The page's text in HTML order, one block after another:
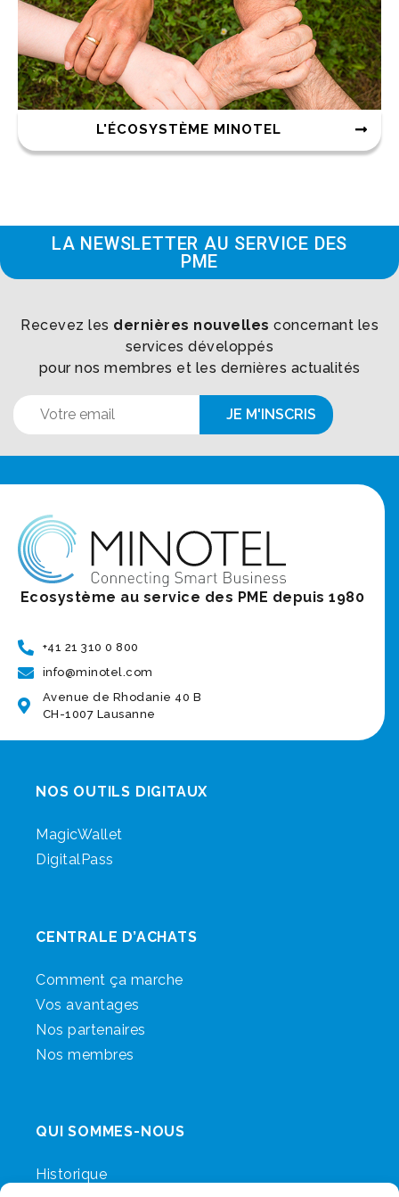
L'ÉCOSYSTÈME MINOTEL
LA NEWSLETTER AU SERVICE DES
PME
Recevez les dernières nouvelles concernant les
services développés
pour nos membres et les dernières actualités
Ecosystème au service des PME depuis 1980
+41 21 310 0 800
info@minotel.com
Avenue de Rhodanie 40 B
CH-1007 Lausanne
NOS OUTILS DIGITAUX
MagicWallet
DigitalPass
CENTRALE D’ACHATS
Comment ça marche
Vos avantages
Nos partenaires
Nos membres
QUI SOMMES-NOUS
Historique